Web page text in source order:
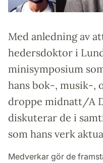
Med anledning av
hedersdoktor i
minisymposium
hans bok-, musik-,
droppe midnatt/A
diskuterar de i
som hans verk
Medverkar gör de